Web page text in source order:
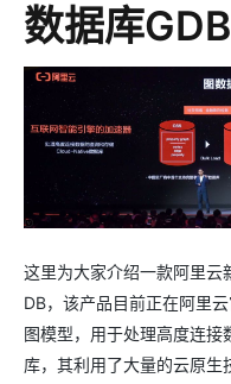
数据库GDB
这里为大家介绍一款阿里
DB，该产品目前正在阿里
图模型，用于处理高度连
库，其利用了大量的云原生